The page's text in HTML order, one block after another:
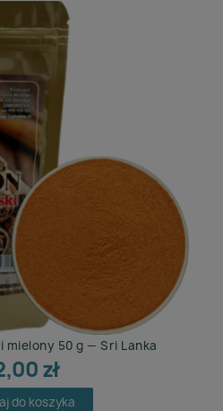
mielony 50 g — Sri Lanka
zł
do koszyka